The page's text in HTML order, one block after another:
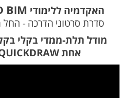
מודל תלת-ממדי בקלי
אחת BIMQUICKDRAW
האקדמיה ללימודי BIM
סדרת סרטוני הדרכה -